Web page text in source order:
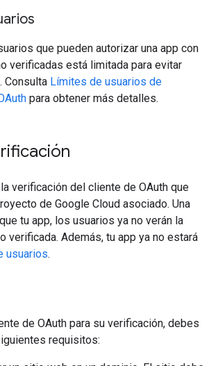
que pueden autorizar una app con
verificadas está limitada para evitar
Consulta Límites de usuarios de
para obtener más detalles.
verificación del cliente de OAuth que
de Google Cloud asociado. Una
tu app, los usuarios ya no verán la
verificada. Además, tu app ya no estará
usuarios.
de OAuth para su verificación, debes
requisitos: